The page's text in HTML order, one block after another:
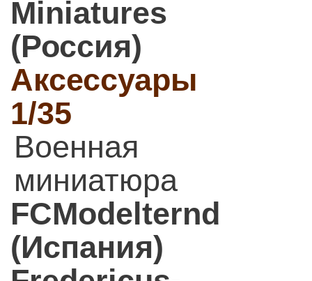
Miniatures
(Россия)
Аксессуары
1/35
Военная
миниатюра
FCModelternd
(Испания)